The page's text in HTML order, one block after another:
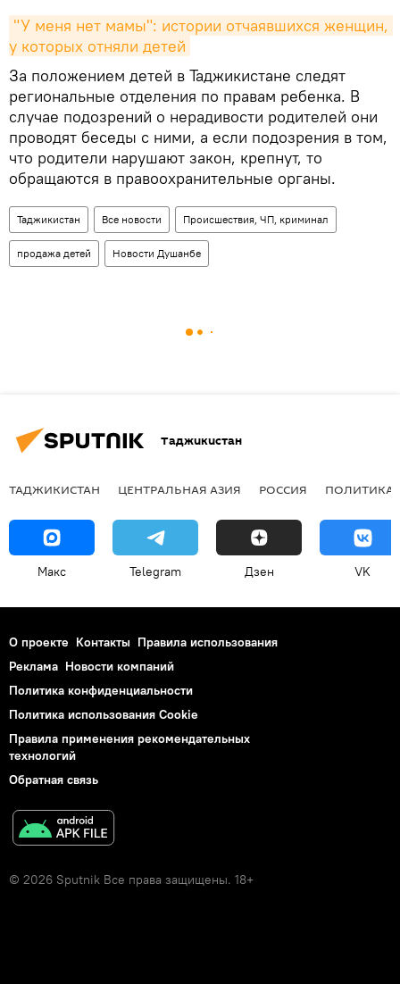
"У меня нет мамы": истории отчаявшихся женщин,
у которых отняли детей
За положением детей в Таджикистане следят
региональные отделения по правам ребенка. В
случае подозрений о нерадивости родителей они
проводят беседы с ними, а если подозрения в том,
что родители нарушают закон, крепнут, то
обращаются в правоохранительные органы.
Таджикистан Все новости Происшествия, ЧП, криминал
продажа детей Новости Душанбе
Таджикистан
ТАДЖИКИСТАН ЦЕНТРАЛЬНАЯ АЗИЯ РОССИЯ ПОЛИТИКА
Макс Telegram Дзен VK
О проекте Контакты Правила использования
Реклама Новости компаний
Политика конфиденциальности
Политика использования Cookie
Правила применения рекомендательных
технологий
Обратная связь
© 2026 Sputnik Все права защищены. 18+